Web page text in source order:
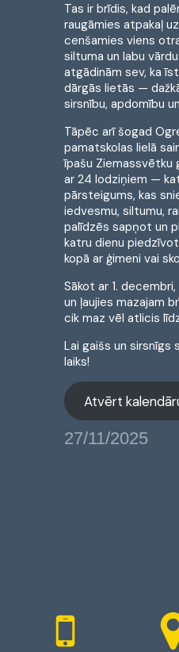
Tas ir brīdis, kad
raugāmies atpakaļ
cenšamies viens
siltuma un labu
atgādinām sev, ka
dārgās lietās —
sirsnību, apdomību
Tāpēc arī šogad
pamatskolas lielā
īpašu Ziemassvētku
ar 24 lodziņiem —
pārsteigums, kas
iedvesmu, siltumu,
palīdzēs sapņot un
katru dienu piedzīvot
kopā ar ģimeni vai
Sākot ar 1.
un ļaujies mazajam
cik maz vēl atlicis
Lai gaišs un sirsnīgs
laiks!
Atvērt
27/11/2025